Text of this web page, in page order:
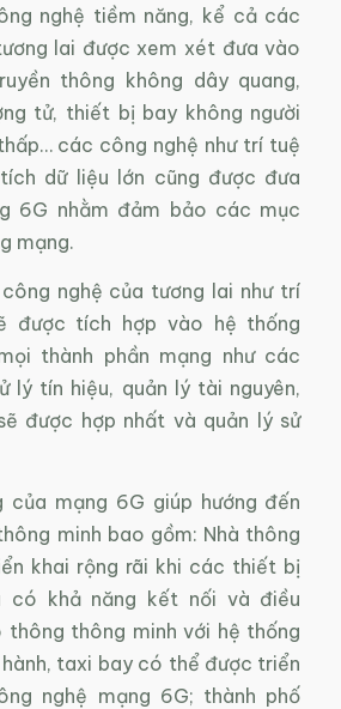
nghệ tiềm năng, kể cả các
lai được xem xét đưa vào
thông không dây quang,
tử, thiết bị bay không người
các công nghệ như trí tuệ
dữ liệu lớn cũng được đưa
6G nhằm đảm bảo các mục
mạng.
nghệ của tương lai như trí
được tích hợp vào hệ thống
thành phần mạng như các
lý tín hiệu, quản lý tài nguyên,
được hợp nhất và quản lý sử
của mạng 6G giúp hướng đến
minh bao gồm: Nhà thông
khai rộng rãi khi các thiết bị
có khả năng kết nối và điều
thông thông minh với hệ thống
taxi bay có thể được triển
nghệ mạng 6G; thành phố